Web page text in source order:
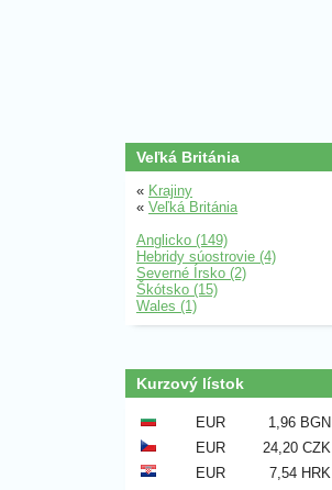
Veľká Británia
« Krajiny
« Veľká Británia
Anglicko (149)
Hebridy súostrovie (4)
Severné Írsko (2)
Škótsko (15)
Wales (1)
Kurzový lístok
EUR
1,96 BGN
EUR
24,20 CZK
EUR
7,54 HRK